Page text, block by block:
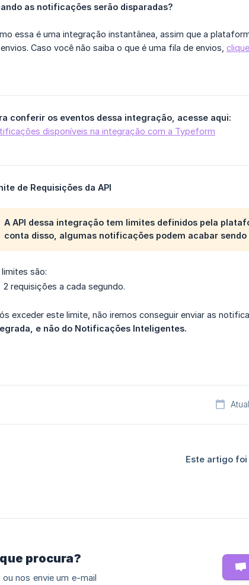
as notificações serão disparadas?
essa é uma integração instantânea, assim que a
Caso você não saiba o que é uma fila de envios,
conferir os eventos dessa integração, acesse aqui:
disponíveis na integração com a Typeform
de Requisições da API
A API dessa integração tem limites definidos pela
conta disso, algumas notificações podem acabar sendo
limites são:
2 requisições a cada segundo.
exceder este limite, não iremos conseguir enviar as
e não do Notificações Inteligentes.
Este artigo foi
procura?
nos envie um e-mail